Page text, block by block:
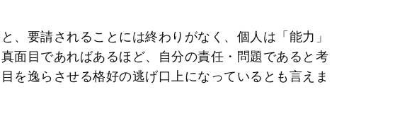
、要請されることには終わりがなく、個人は「能力」
面目であればあるほど、自分の責任・問題であると考
を逸らさせる格好の逃げ口上になっているとも言えま